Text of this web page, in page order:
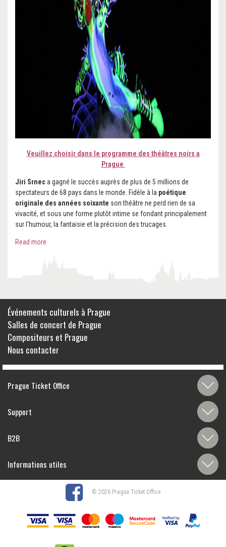
Veuillez choisir dans le programme des théâtres noirs a
Prague
Jiri Srneca gagné le succès auprès de plus de 5 millions de
spectateurs de 68 pays dans le monde. Fidèle à la poétique
originale des années soixante son théâtre ne perd rien de sa
vivacité, et sous une forme plutôt intime se fondant principalement
sur l'humour, la fantaisie et la précision des trucages.
Read more
Événements culturels à Prague
Salles de concert de Prague
Compositeurs et Prague
Nous contacter
Prague Ticket Office
Support
B2B
Informations utiles
© 2026 Prague Ticket Office